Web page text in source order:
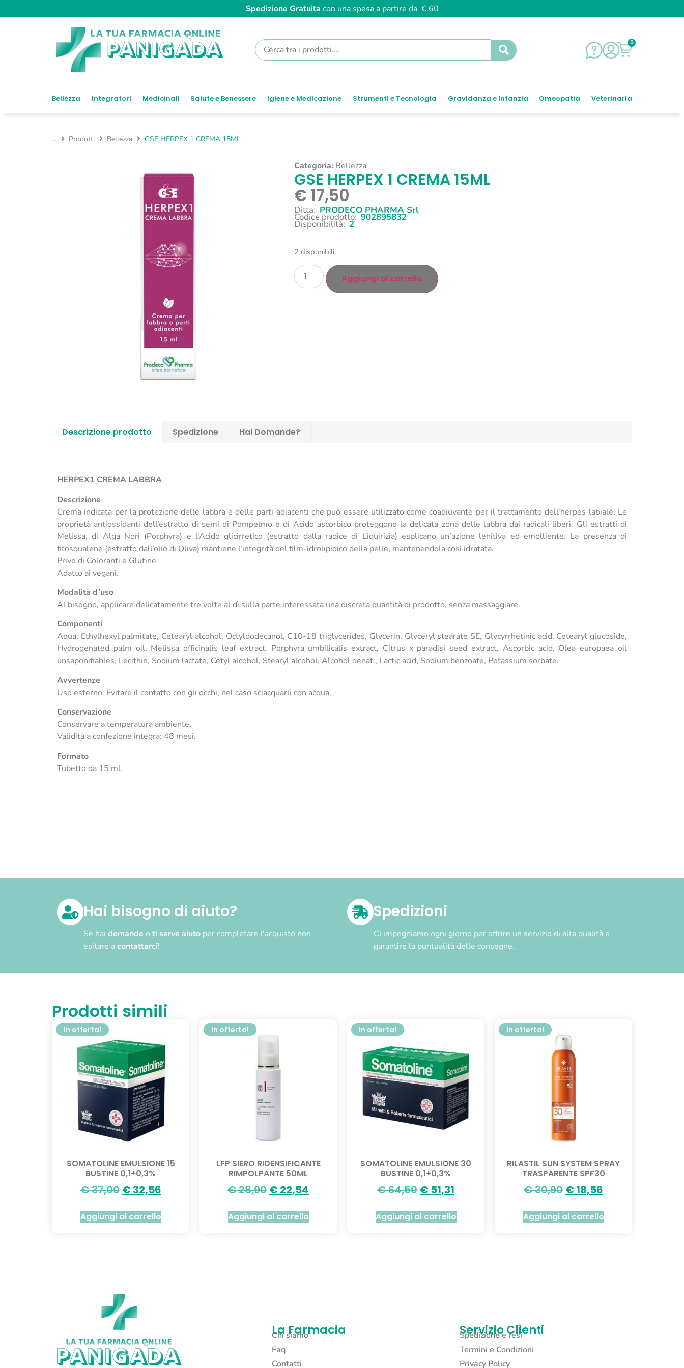
Spedizione Gratuita con una spesa a partire da € 60
0
Bellezza Integratori Medicinali Salute e Benessere Igiene e Medicazione Strumenti e Tecnologia Gravidanza e Infanzia Omeopatia Veterinaria
... Prodotti Bellezza GSE HERPEX 1 CREMA 15ML
Categoria: Bellezza
GSE HERPEX 1 CREMA 15ML
€17,50
Ditta: PRODECO PHARMA Srl
Codice prodotto: 902895832
Disponibilità: 2
2 disponibili
Aggiungi al carrello
Descrizione prodotto Spedizione Hai Domande?
HERPEX1 CREMA LABBRA
Descrizione
Crema indicata per la protezione delle labbra e delle parti adiacenti che può essere utilizzato come coadiuvante per il trattamento dell’herpes labiale. Le
proprietà antiossidanti dell’estratto di semi di Pompelmo e di Acido ascorbico proteggono la delicata zona delle labbra dai radicali liberi. Gli estratti di
Melissa, di Alga Nori (Porphyra) e l’Acido glicirretico (estratto dalla radice di Liquirizia) esplicano un’azione lenitiva ed emolliente. La presenza di
fitosqualene (estratto dall’olio di Oliva) mantiene l’integrità del film-idrolipidico della pelle, mantenendola così idratata.
Privo di Coloranti e Glutine.
Adatto ai vegani.
Modalità d’uso
Al bisogno, applicare delicatamente tre volte al dì sulla parte interessata una discreta quantità di prodotto, senza massaggiare.
Componenti
Aqua, Ethylhexyl palmitate, Cetearyl alcohol, Octyldodecanol, C10-18 triglycerides, Glycerin, Glyceryl stearate SE, Glycyrrhetinic acid, Cetearyl glucoside,
Hydrogenated palm oil, Melissa officinalis leaf extract, Porphyra umbilicalis extract, Citrus x paradisi seed extract, Ascorbic acid, Olea europaea oil
unsaponifiables, Lecithin, Sodium lactate, Cetyl alcohol, Stearyl alcohol, Alcohol denat., Lactic acid, Sodium benzoate, Potassium sorbate.
Avvertenze
Uso esterno. Evitare il contatto con gli occhi, nel caso sciacquarli con acqua.
Conservazione
Conservare a temperatura ambiente.
Validità a confezione integra: 48 mesi.
Formato
Tubetto da 15 ml.
Hai bisogno di aiuto?
Se hai domande o ti serve aiuto per completare l'acquisto non
esitare acontattarci!
Spedizioni
Ci impegniamo ogni giorno per offrire un servizio di alta qualità e
garantire la puntualità delle consegne.
Prodotti simili
In offerta!
SOMATOLINE EMULSIONE 15
BUSTINE 0,1+0,3%
€37,00 €32,56
Aggiungi al carrello
In offerta!
LFP SIERO RIDENSIFICANTE
RIMPOLPANTE 50ML
€28,90 €22,54
Aggiungi al carrello
In offerta!
SOMATOLINE EMULSIONE 30
BUSTINE 0,1+0,3%
€64,50 € 51,31
Aggiungi al carrello
In offerta!
RILASTIL SUN SYSTEM SPRAY
TRASPARENTE SPF30
€30,90 €18,56
Aggiungi al carrello
La Farmacia
Chi siamo
Faq
Contatti
Servizio Clienti
Spedizione e resi
Termini e Condizioni
Privacy Policy